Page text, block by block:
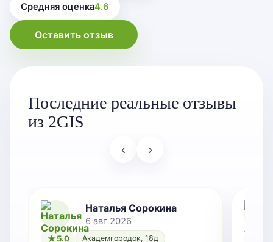
Средняя оценка4.6
Оставить отзыв
Последние реальные отзывы
из 2GIS
‹ ›
Наталья Сорокина
6 авг 2026
5.0 Академгородок, 18д